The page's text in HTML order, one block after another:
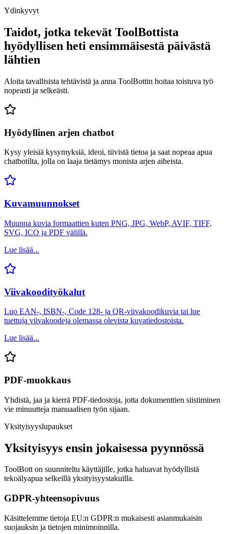
Ydinkyvyt
Taidot, jotka tekevät ToolBottista
hyödyllisen heti ensimmäisestä päivästä
lähtien
Aloita tavallisista tehtävistä ja anna ToolBottin hoitaa toistuva työ
nopeasti ja selkeästi.
Hyödyllinen arjen chatbot
Kysy yleisiä kysymyksiä, ideoi, tiivistä tietoa ja saat nopeaa apua
chatbotilta, jolla on laaja tietämys monista arjen aiheista.
Kuvamuunnokset
Muunna kuvia formaattien kuten PNG, JPG, WebP, AVIF, TIFF,
SVG, ICO ja PDF välillä.
Lue lisää...
Viivakoodityökalut
Luo EAN-, ISBN-, Code 128- ja QR-viivakoodikuvia tai lue
tuettuja viivakoodeja olemassa olevista kuvatiedostoista.
Lue lisää...
PDF-muokkaus
Yhdistä, jaa ja kierrä PDF-tiedostoja, jotta dokumenttien siistiminen
vie minuutteja manuaalisen työn sijaan.
Yksityisyyslupaukset
Yksityisyys ensin jokaisessa pyynnössä
ToolBott on suunniteltu käyttäjille, jotka haluavat hyödyllistä
tekoälyapua selkeillä yksityisyystakuilla.
GDPR-yhteensopivuus
Käsittelemme tietoja EU:n GDPR:n mukaisesti asianmukaisin
suojauksin ja tietojen minimoinnilla.